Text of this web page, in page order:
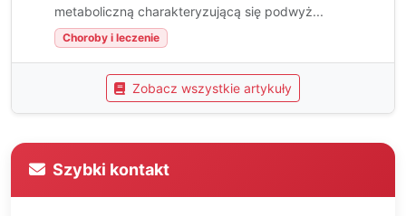
metaboliczną charakteryzującą się podwyż...
Choroby i leczenie
Zobacz wszystkie artykuły
Szybki kontakt